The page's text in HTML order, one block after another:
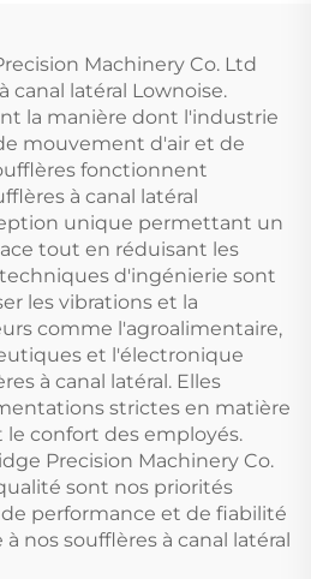
Machinery Co. Ltd
canal latéral Lownoise.
la manière dont l'industrie
mouvement d'air et de
fonctionnent
à canal latéral
unique permettant un
tout en réduisant les
d'ingénierie sont
les vibrations et la
comme l'agroalimentaire,
et l'électronique
à canal latéral. Elles
strictes en matière
confort des employés.
Precision Machinery Co.
sont nos priorités
performance et de fiabilité
nos soufflères à canal latéral